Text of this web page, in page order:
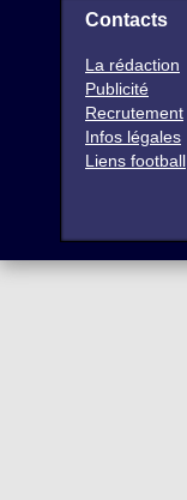
Contacts
La rédaction
Publicité
Recrutement
Infos légales
Liens football